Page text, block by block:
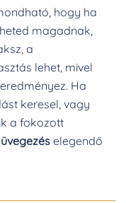
hogy ha
magadnak,
a
lehet, mivel
Ha
keresel, vagy
a fokozott
elegendő